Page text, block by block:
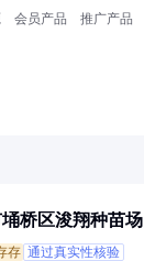
会员产品 推广产品
桥区浚翔种苗场
存 通过真实性核验